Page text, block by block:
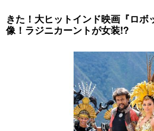
きた！大ヒットインド映画『ロボ
像！ラジニカーントが女装!?